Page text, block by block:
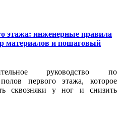
этажа: инженерные правила
материалов и пошаговый
руководство по
первого этажа, которое
сквозняки у ног и снизить